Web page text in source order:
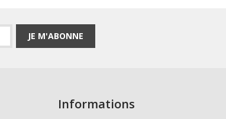
JE M'ABONNE
Informations